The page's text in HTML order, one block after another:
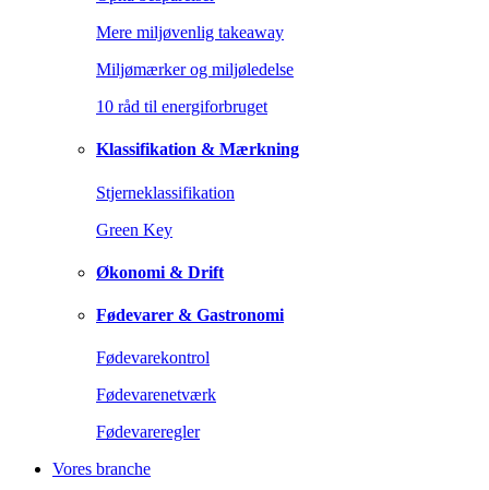
Mere miljøvenlig takeaway
Miljømærker og miljøledelse
10 råd til energiforbruget
Klassifikation & Mærkning
Stjerneklassifikation
Green Key
Økonomi & Drift
Fødevarer & Gastronomi
Fødevarekontrol
Fødevarenetværk
Fødevareregler
Vores branche